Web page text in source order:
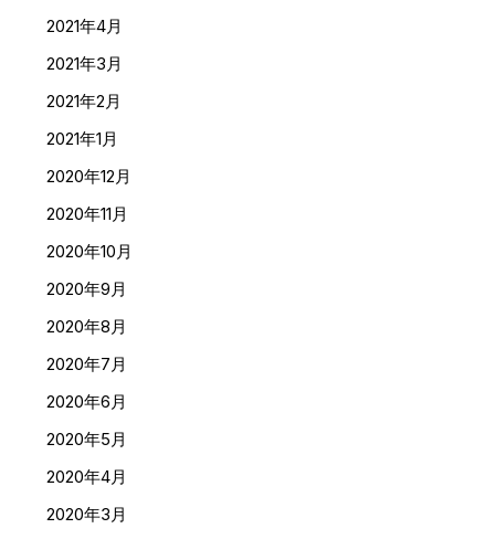
2021年4月
2021年3月
2021年2月
2021年1月
2020年12月
2020年11月
2020年10月
2020年9月
2020年8月
2020年7月
2020年6月
2020年5月
2020年4月
2020年3月